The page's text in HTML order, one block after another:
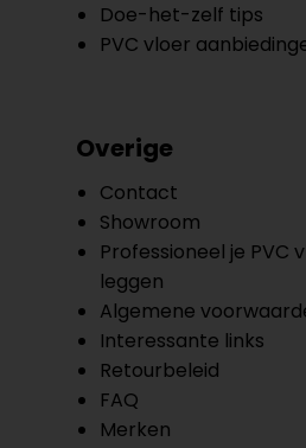
Doe-het-zelf tips
PVC vloer
Overige
Contact
Showroom
Professioneel je PVC
leggen
Algemene
Interessante links
Retourbeleid
FAQ
Merken